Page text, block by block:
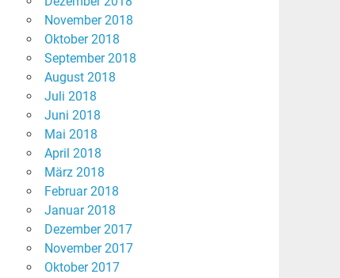
November 2018
Oktober 2018
September 2018
August 2018
Juli 2018
Juni 2018
Mai 2018
April 2018
März 2018
Februar 2018
Januar 2018
Dezember 2017
November 2017
Oktober 2017